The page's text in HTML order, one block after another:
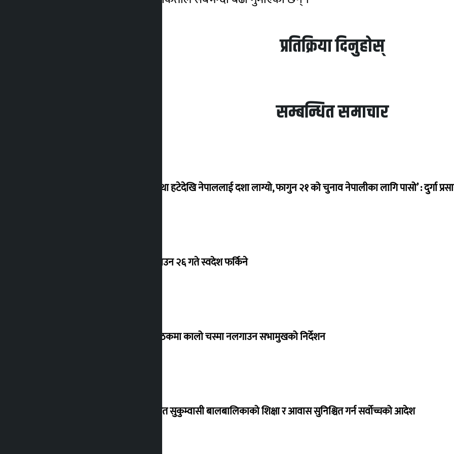
प्रतिक्रिया दिनुहोस्
सम्बन्धित समाचार
‘राजसंस्था हटेदेखि नेपाललाई दशा लाग्यो, फागुन २१ को चुनाव नेपालीका लागि पासो’ : दुर्गा
देउवा साउन २६ गते स्वदेश फर्किने
संसद् बैठकमा कालो चस्मा नलगाउन सभामुखको निर्देशन
विस्थापित सुकुम्वासी बालबालिकाको शिक्षा र आवास सुनिश्चित गर्न सर्वोच्चको आदेश